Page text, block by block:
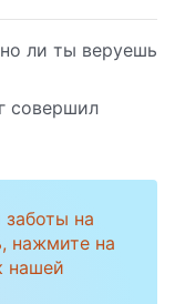
ли ты веруешь
совершил
на
нажмите на
нашей